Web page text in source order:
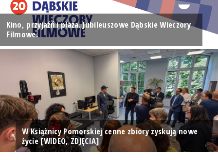
Kino, przyjaźń i plaża. Jubileuszowe Dąbskie Wieczory
Filmowe.
W Książnicy Pomorskiej cenne zbiory zyskują nowe
życie [WIDEO, ZDJĘCIA]